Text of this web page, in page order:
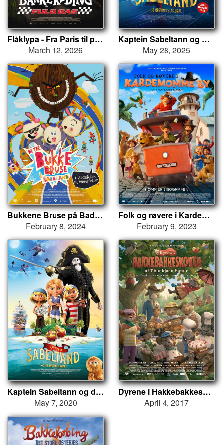
Flåklypa - Fra Paris til pyramidene
March 12, 2026
Kaptein Sabeltann og Grevinnen av Gral
May 28, 2025
Bukkene Bruse på Badeland
February 8, 2024
Folk og røvere i Kardemomme by
February 9, 2023
Kaptein Sabeltann og den magiske diamant
May 7, 2020
Dyrene i Hakkebakkeskogen
April 4, 2017